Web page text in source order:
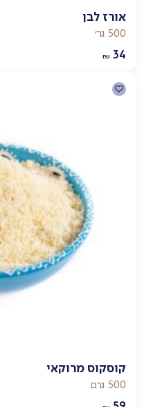
אורז לבן
500 גר׳
₪ 34
קוסקוס מרוקאי
500 גרם